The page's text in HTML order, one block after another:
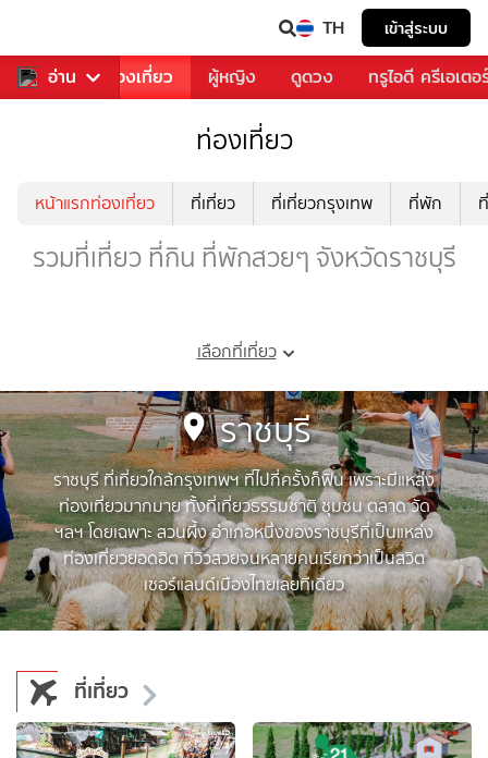
TH เข้าสู่ระบบ
อ่าน
อาหาร ท่องเที่ยว ผู้หญิง ดูดวง ทรูไอดี ครีเอเตอ
ท่องเที่ยว
หน้าแรกท่องเที่ยว ที่เที่ยว ที่เที่ยวกรุงเทพ ที่พัก
รวมที่เที่ยว ที่กิน ที่พักสวยๆ จังหวัดราชบุรี
เลือกที่เที่ยว
ราชบุรี
ราชบุรี ที่เที่ยวใกล้กรุงเทพฯ ที่ไปกี่ครั้งก็ฟิน เพราะมีแหล่ง
ท่องเที่ยวมากมาย ทั้งที่เที่ยวธรรมชาติ ชุมชน ตลาด วัด
ฯลฯ โดยเฉพาะ สวนผึ้ง อำเภอหนึ่งของราชบุรีที่เป็นแหล่ง
ท่องเที่ยวยอดฮิต ที่วิวสวยจนหลายคนเรียกว่าเป็นสวิต
เซอร์แลนด์เมืองไทยเลยทีเดียว
ที่เที่ยว